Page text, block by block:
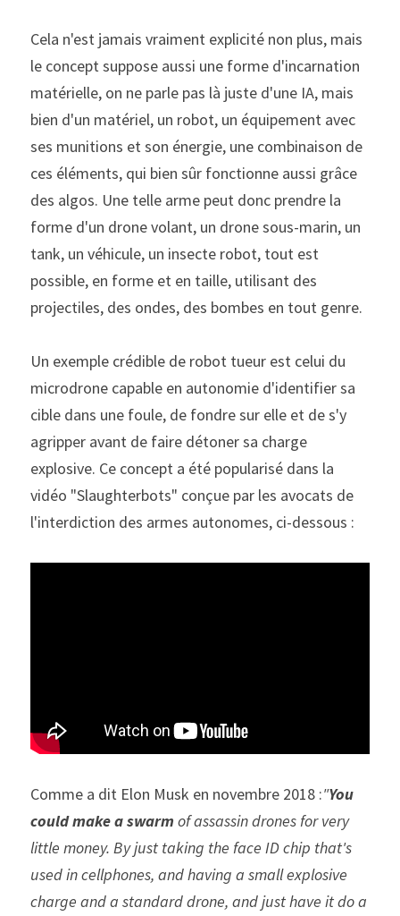
Cela n'est jamais vraiment explicité non plus, mais
le concept suppose aussi une forme d'incarnation
matérielle, on ne parle pas là juste d'une IA, mais
bien d'un matériel, un robot, un équipement avec
ses munitions et son énergie, une combinaison de
ces éléments, qui bien sûr fonctionne aussi grâce
des algos. Une telle arme peut donc prendre la
forme d'un drone volant, un drone sous-marin, un
tank, un véhicule, un insecte robot, tout est
possible, en forme et en taille, utilisant des
projectiles, des ondes, des bombes en tout genre.
Un exemple crédible de robot tueur est celui du
microdrone capable en autonomie d'identifier sa
cible dans une foule, de fondre sur elle et de s'y
agripper avant de faire détoner sa charge
explosive. Ce concept a été popularisé dans la
vidéo "Slaughterbots" conçue par les avocats de
l'interdiction des armes autonomes, ci-dessous :
Comme a dit Elon Musk en novembre 2018 :"You
could make a swarm of assassin drones for very
little money. By just taking the face ID chip that's
used in cellphones, and having a small explosive
charge and a standard drone, and just have it do a